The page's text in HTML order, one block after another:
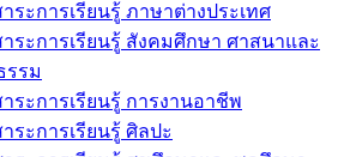
ระการเรียนรู้ ภาษาต่างประเทศ
ระการเรียนรู้ สังคมศึกษา ศาสนาและ
รม
ระการเรียนรู้ การงานอาชีพ
ระการเรียนรู้ ศิลปะ